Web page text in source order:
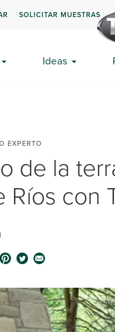
SOLICITAR MUESTRAS
Ideas
EXPERTO
de la
Ríos con